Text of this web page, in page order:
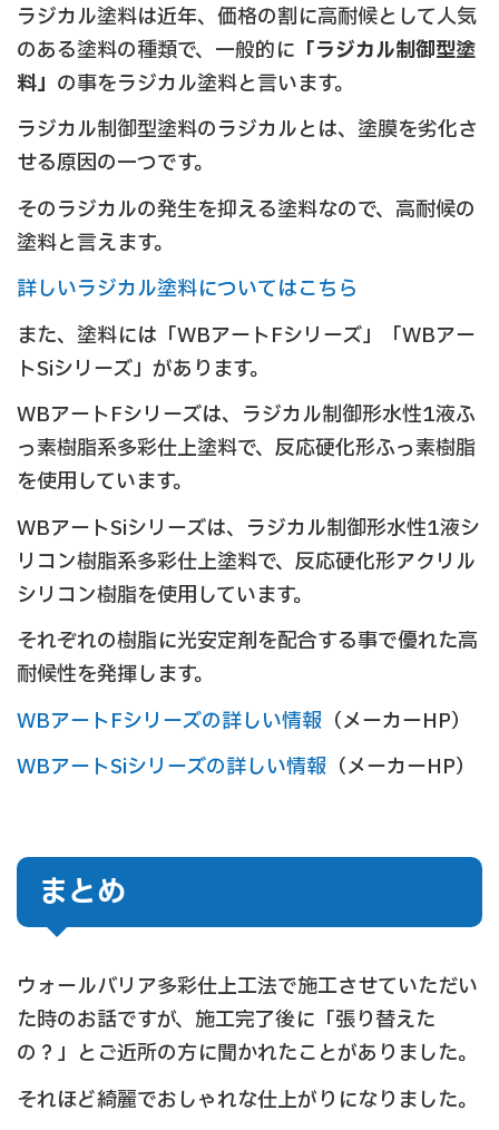
ラジカル塗料は近年、価格の割に高耐候として人気
のある塗料の種類で、一般的に 「ラジカル制御型塗
料」 の事をラジカル塗料と言います。
ラジカル制御型塗料のラジカルとは、塗膜を劣化さ
せる原因の一つです。
そのラジカルの発生を抑える塗料なので、高耐候の
塗料と言えます。
詳しいラジカル塗料についてはこちら
また、塗料には「WBアートFシリーズ」「WBアー
トSiシリーズ」があります。
WBアートFシリーズは、ラジカル制御形水性1液ふ
っ素樹脂系多彩仕上塗料で、反応硬化形ふっ素樹脂
を使用しています。
WBアートSiシリーズは、ラジカル制御形水性1液シ
リコン樹脂系多彩仕上塗料で、反応硬化形アクリル
シリコン樹脂を使用しています。
それぞれの樹脂に光安定剤を配合する事で優れた高
耐候性を発揮します。
WBアートFシリーズの詳しい情報 （メーカーHP）
WBアートSiシリーズの詳しい情報 （メーカーHP）
まとめ
ウォールバリア多彩仕上工法で施工させていただい
た時のお話ですが、施工完了後に「張り替えた
の？」とご近所の方に聞かれたことがありました。
それほど綺麗でおしゃれな仕上がりになりました。